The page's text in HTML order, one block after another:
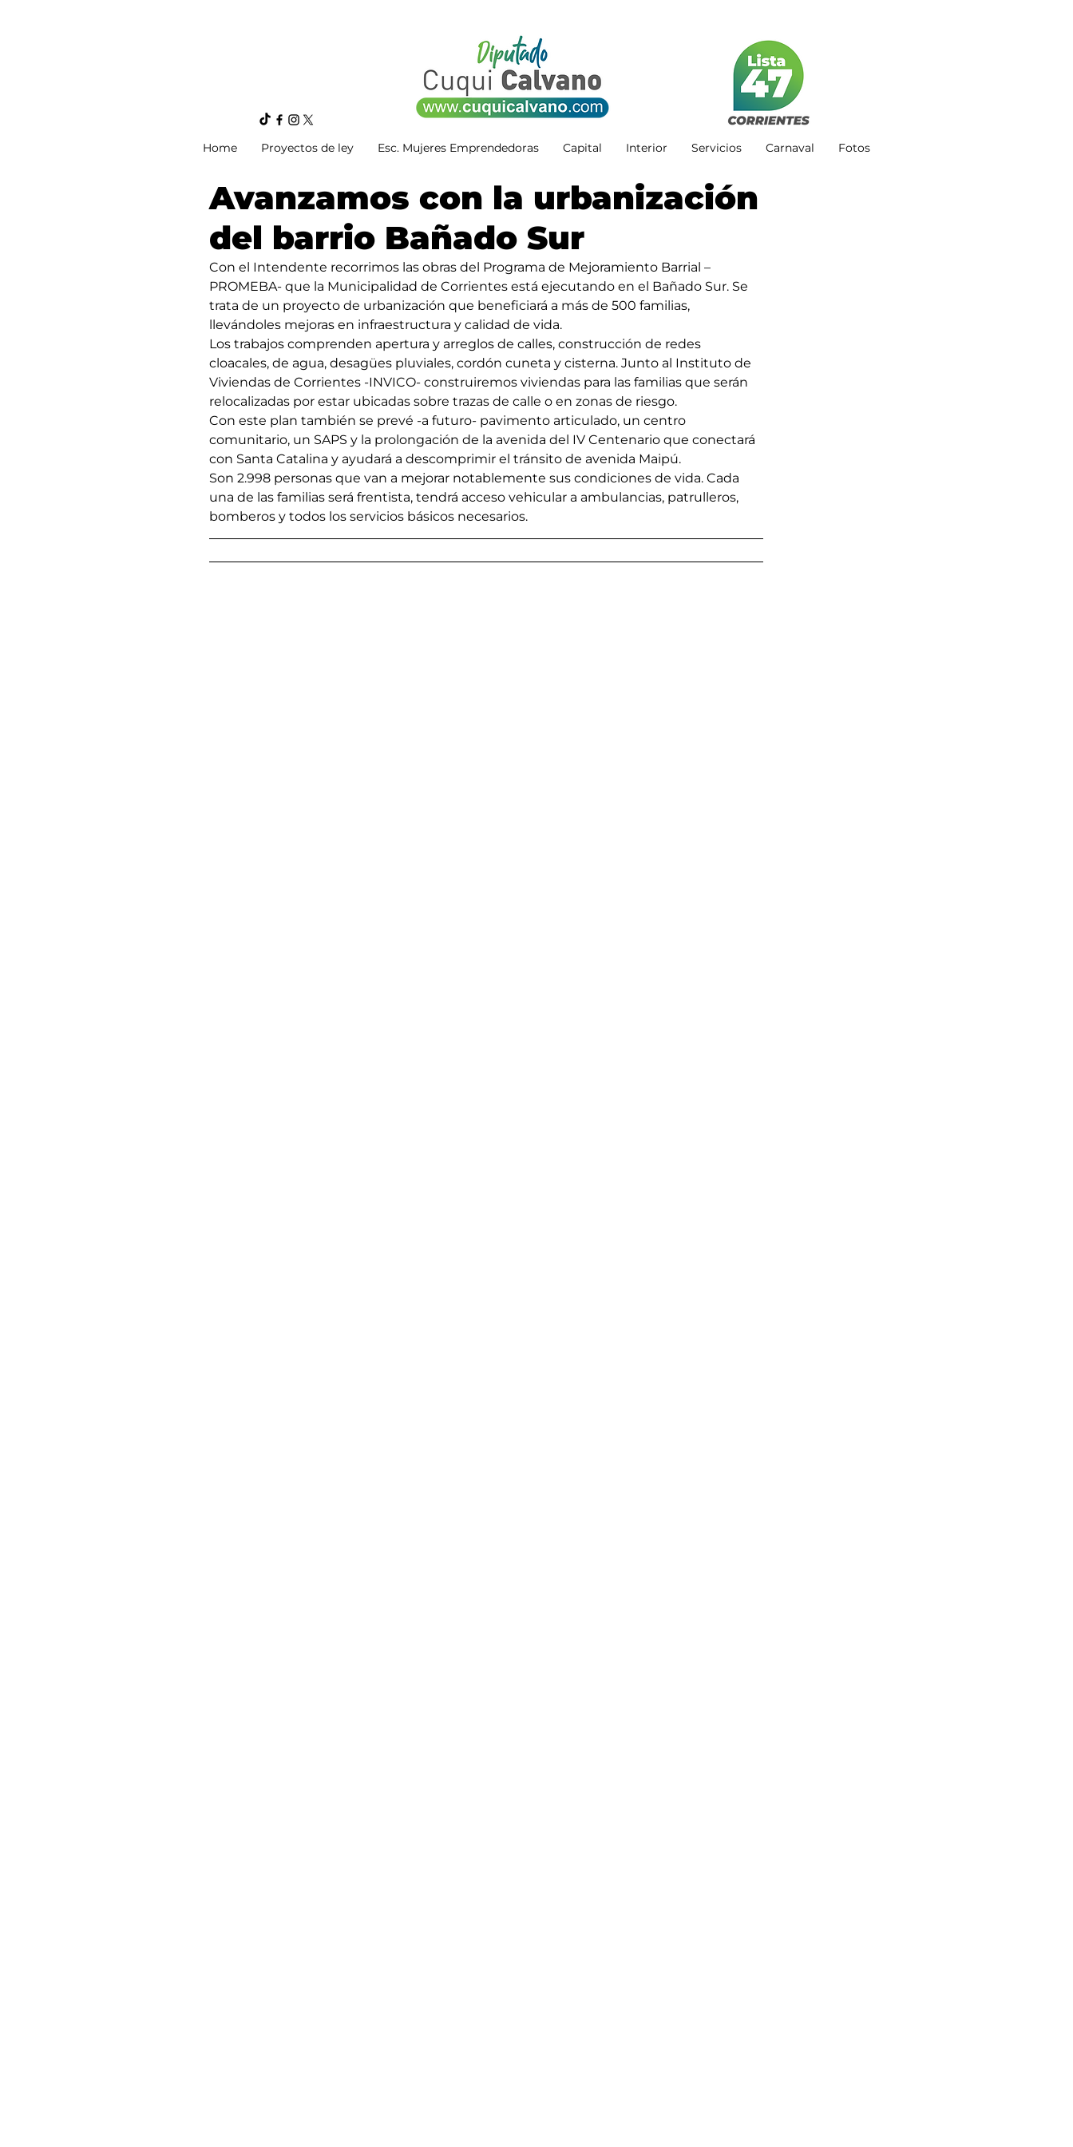
Home Proyectos de ley Esc. Mujeres Emprendedoras Capital Interior Servicios Carnaval Fotos
Avanzamos con la urbanización
del barrio Bañado Sur
Con el Intendente recorrimos las obras del Programa de Mejoramiento Barrial –
PROMEBA- que la Municipalidad de Corrientes está ejecutando en el Bañado Sur. Se
trata de un proyecto de urbanización que beneficiará a más de 500 familias,
llevándoles mejoras en infraestructura y calidad de vida.
Los trabajos comprenden apertura y arreglos de calles, construcción de redes
cloacales, de agua, desagües pluviales, cordón cuneta y cisterna. Junto al Instituto de
Viviendas de Corrientes -INVICO- construiremos viviendas para las familias que serán
relocalizadas por estar ubicadas sobre trazas de calle o en zonas de riesgo.
Con este plan también se prevé -a futuro- pavimento articulado, un centro
comunitario, un SAPS y la prolongación de la avenida del IV Centenario que conectará
con Santa Catalina y ayudará a descomprimir el tránsito de avenida Maipú.
Son 2.998 personas que van a mejorar notablemente sus condiciones de vida. Cada
una de las familias será frentista, tendrá acceso vehicular a ambulancias, patrulleros,
bomberos y todos los servicios básicos necesarios.